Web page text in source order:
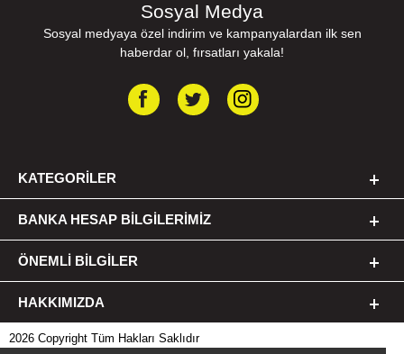
Sosyal Medya
Sosyal medyaya özel indirim ve kampanyalardan ilk sen
haberdar ol, fırsatları yakala!
KATEGORILER
BANKA HESAP BILGILERIMIZ
ÖNEMLI BILGILER
HAKKIMIZDA
2026 Copyright Tüm Hakları Saklıdır